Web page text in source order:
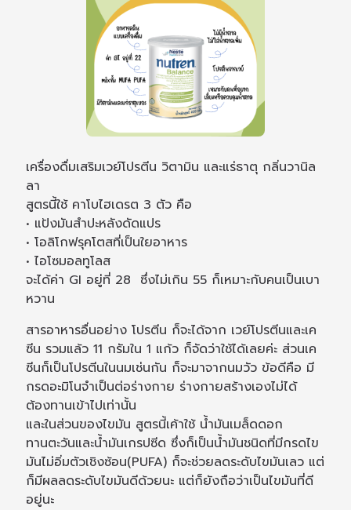
เครื่องดื่มเสริมเวย์โปรตีน วิตามิน และแร่ธาตุ กลิ่นวานิล
ลา
สูตรนี้ใช้ คาโบไฮเดรต 3 ตัว คือ
• แป้งมันสำปะหลังดัดแปร
• โอลิโกฟรุคโตสที่เป็นใยอาหาร
• ไอโซมอลทูโลส
จะได้ค่า GI อยู่ที่ 28 ซึ่งไม่เกิน 55 ก็เหมาะกับคนเป็นเบา
หวาน
สารอาหารอื่นอย่าง โปรตีน ก็จะได้จาก เวย์โปรตีนและเค
ซีน รวมแล้ว 11 กรัมใน 1 แก้ว ก็จัดว่าใช้ได้เลยค่ะ ส่วนเค
ซีนก็เป็นโปรตีนในนมเช่นกัน ก็จะมาจากนมวัว ข้อดีคือ มี
กรดอะมิโนจำเป็นต่อร่างกาย ร่างกายสร้างเองไม่ได้
ต้องทานเข้าไปเท่านั้น
และในส่วนของไขมัน สูตรนี้เค้าใช้ น้ำมันเมล็ดดอก
ทานตะวันและน้ำมันเกรปซีด ซึ่งก็เป็นน้ำมันชนิดที่มีกรดไข
มันไม่อิ่มตัวเชิงซ้อน(PUFA) ก็จะช่วยลดระดับไขมันเลว แต่
ก็มีผลลดระดับไขมันดีด้วยนะ แต่ก็ยังถือว่าเป็นไขมันที่ดี
อยู่นะ